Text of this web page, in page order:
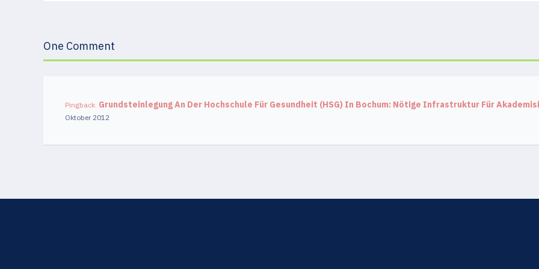
One Comment
Pingback: Grundsteinlegung An Der Hochschule Für Gesundheit (HSG) In Bochum: Nötige Infrastruktur Für
Oktober 2012